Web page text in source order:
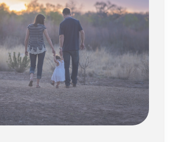
מטאור אקטיב
מטאור AI
התמחויות
מחשבונים